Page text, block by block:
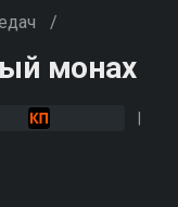
/
монах